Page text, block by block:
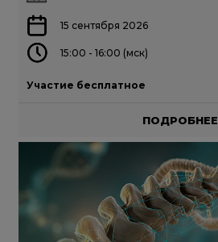
15 сентября 2026
15:00 - 16:00 (мск)
Участие бесплатное
ПОДРОБНЕЕ